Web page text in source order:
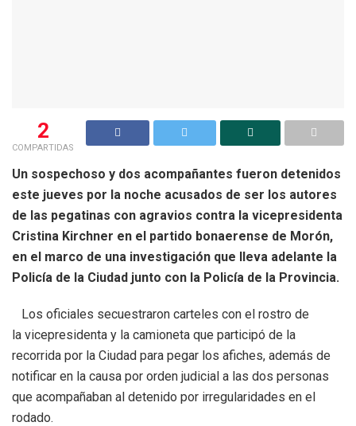
2
COMPARTIDAS
Un sospechoso y dos acompañantes fueron detenidos
este jueves por la noche acusados de ser los autores
de las pegatinas con agravios contra la vicepresidenta
Cristina Kirchner en el partido bonaerense de Morón,
en el marco de una investigación que lleva adelante la
Policía de la Ciudad junto con la Policía de la Provincia.
Los oficiales secuestraron carteles con el rostro de
la vicepresidenta y la camioneta que participó de la
recorrida por la Ciudad para pegar los afiches, además de
notificar en la causa por orden judicial a las dos personas
que acompañaban al detenido por irregularidades en el
rodado.